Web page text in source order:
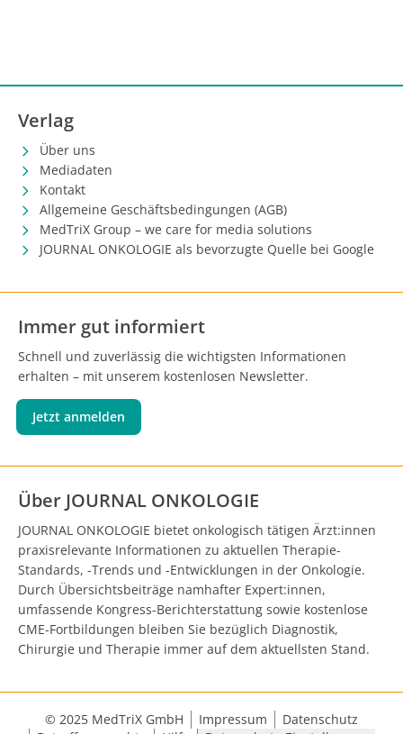
Verlag
Über uns
Mediadaten
Kontakt
Allgemeine Geschäftsbedingungen (AGB)
MedTriX Group – we care for media solutions
JOURNAL ONKOLOGIE als bevorzugte Quelle bei Google
Immer gut informiert
Schnell und zuverlässig die wichtigsten Informationen
erhalten – mit unserem kostenlosen Newsletter.
Jetzt anmelden
Über JOURNAL ONKOLOGIE
JOURNAL ONKOLOGIE bietet onkologisch tätigen Ärzt:innen
praxisrelevante Informationen zu aktuellen Therapie-
Standards, -Trends und -Entwicklungen in der Onkologie.
Durch Übersichtsbeiträge namhafter Expert:innen,
umfassende Kongress-Berichterstattung sowie kostenlose
CME-Fortbildungen bleiben Sie bezüglich Diagnostik,
Chirurgie und Therapie immer auf dem aktuellsten Stand.
© 2025 MedTriX GmbH Impressum
Datenschutz